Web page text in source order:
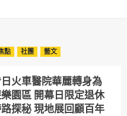
點 社團 藝文
火車醫院華麗轉身為
園區 開幕日限定退休
探秘 現地展回顧百年